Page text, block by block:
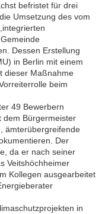
befristet für drei
Umsetzung des vom
Dessen Erstellung
in Berlin mit einem
dieser Maßnahme
beim
49 Bewerbern
dem Bürgermeister
ämterübergreifende
Der
da er nach seiner
Veitshöchheimer
Kollegen ausgearbeitet
in